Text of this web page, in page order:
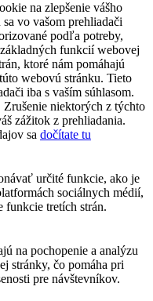
na zlepšenie vášho
vo vašom prehliadači
podľa potreby,
funkcií webovej
ktoré nám pomáhajú
webovú stránku. Tieto
iba s vaším súhlasom.
niektorých z týchto
zážitok z prehliadania.
sa dočítate tu
určité funkcie, ako je
sociálnych médií,
funkcie tretích strán.
na pochopenie a analýzu
stránky, čo pomáha pri
pre návštevníkov.